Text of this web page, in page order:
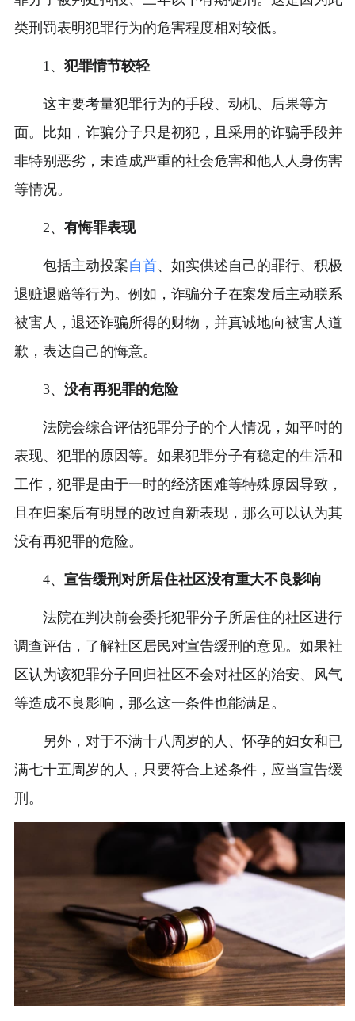
类刑罚表明犯罪行为的危害程度相对较低。
1、 犯罪情节较轻
这主要考量犯罪行为的手段、动机、后果等方
面。比如，诈骗分子只是初犯，且采用的诈骗手段并
非特别恶劣，未造成严重的社会危害和他人人身伤害
等情况。
2、 有悔罪表现
包括主动投案自首、如实供述自己的罪行、积极
退赃退赔等行为。例如，诈骗分子在案发后主动联系
被害人，退还诈骗所得的财物，并真诚地向被害人道
歉，表达自己的悔意。
3、 没有再犯罪的危险
法院会综合评估犯罪分子的个人情况，如平时的
表现、犯罪的原因等。如果犯罪分子有稳定的生活和
工作，犯罪是由于一时的经济困难等特殊原因导致，
且在归案后有明显的改过自新表现，那么可以认为其
没有再犯罪的危险。
4、 宣告缓刑对所居住社区没有重大不良影响
法院在判决前会委托犯罪分子所居住的社区进行
调查评估，了解社区居民对宣告缓刑的意见。如果社
区认为该犯罪分子回归社区不会对社区的治安、风气
等造成不良影响，那么这一条件也能满足。
另外，对于不满十八周岁的人、怀孕的妇女和已
满七十五周岁的人，只要符合上述条件，应当宣告缓
刑。